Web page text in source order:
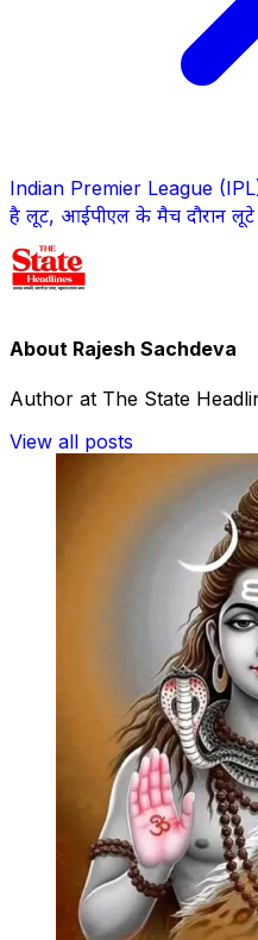
Indian Premier League (IPL)
है लूट, आईपीएल के मैच दौरान लूटे
About Rajesh Sachdeva
Author at The State
View all posts